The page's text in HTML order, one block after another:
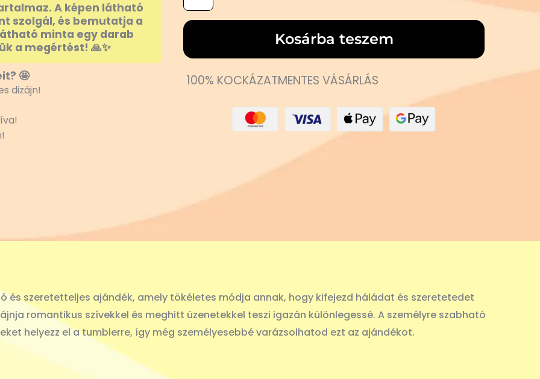
A képen látható
szolgál, és bemutatja a
minta egy darab
a megértést! 🙏✨
🤩
dizájn!
Kosárba teszem
100% KOCKÁZATMENTES VÁSÁRLÁS
és szeretetteljes ajándék, amely tökéletes módja annak, hogy kifejezd háládat és szeretetedet
romantikus szívekkel és meghitt üzenetekkel teszi igazán különlegessé. A személyre szabható
helyezz el a tumblerre, így még személyesebbé varázsolhatod ezt az ajándékot.